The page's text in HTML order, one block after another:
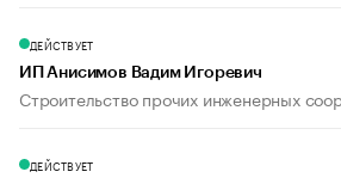
ДЕЙСТВУЕТ
ИП Анисимов Вадим Игоревич
Строительство прочих инженерных
ДЕЙСТВУЕТ